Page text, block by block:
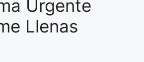
Urgente
Llenas